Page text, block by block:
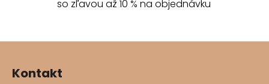
so zľavou až 10 % na objednávku
Kontakt